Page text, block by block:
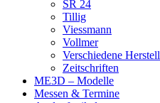
SR 24
Tillig
Viessmann
Vollmer
Verschiedene
Zeitschriften
ME3D – Modelle
Messen & Termine